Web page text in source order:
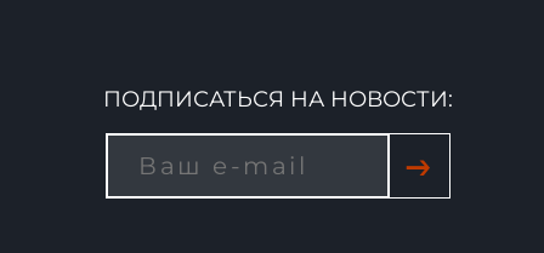
ПОДПИСАТЬСЯ НА НОВОСТИ:
→